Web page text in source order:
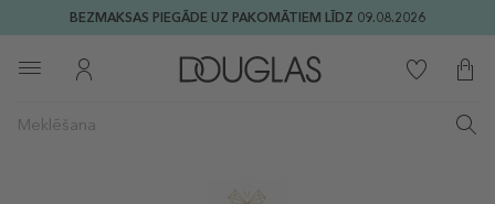
BEZMAKSAS PIEGĀDE UZ PAKOMĀTIEM LĪDZ 09.08.2026